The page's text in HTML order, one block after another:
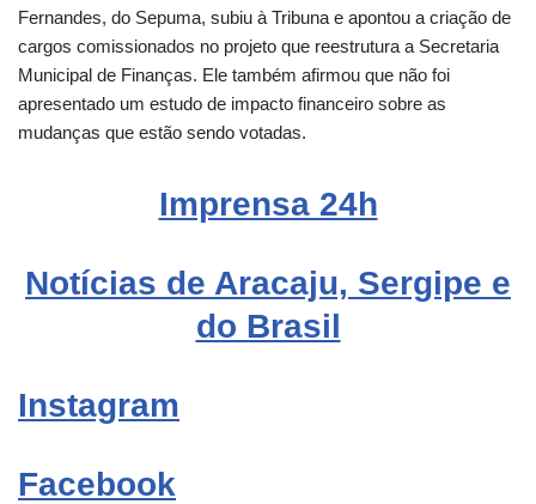
Fernandes, do Sepuma, subiu à Tribuna e apontou a criação de
cargos comissionados no projeto que reestrutura a Secretaria
Municipal de Finanças. Ele também afirmou que não foi
apresentado um estudo de impacto financeiro sobre as
mudanças que estão sendo votadas.
Imprensa 24h
Notícias de Aracaju, Sergipe e
do Brasil
Instagram
Facebook